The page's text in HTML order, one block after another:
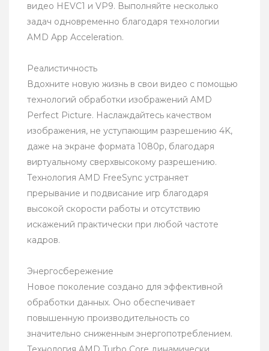
видео HEVC1 и VP9. Выполняйте несколько
задач одновременно благодаря технологии
AMD App Acceleration.
Реалистичность
Вдохните новую жизнь в свои видео с помощью
технологий обработки изображений AMD
Perfect Picture. Наслаждайтесь качеством
изображения, не уступающим разрешению 4K,
даже на экране формата 1080p, благодаря
виртуальному сверхвысокому разрешению.
Технология AMD FreeSync устраняет
прерывание и подвисание игр благодаря
высокой скорости работы и отсутствию
искажений практически при любой частоте
кадров.
Энергосбережение
Новое поколение создано для эффективной
обработки данных. Оно обеспечивает
повышенную производительность со
значительно сниженным энергопотреблением.